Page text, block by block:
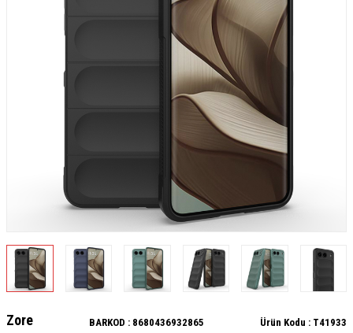
Zore BARKOD : 8680436932865 Ürün Kodu : T41933